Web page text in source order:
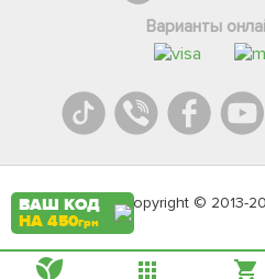
Варианты
Agromarket.Copyright © 2013-
ВАШ КОД
НА 450грн